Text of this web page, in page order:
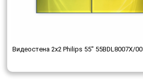
Видеостена 2x2 Philips 55" 55BDL8007X/00